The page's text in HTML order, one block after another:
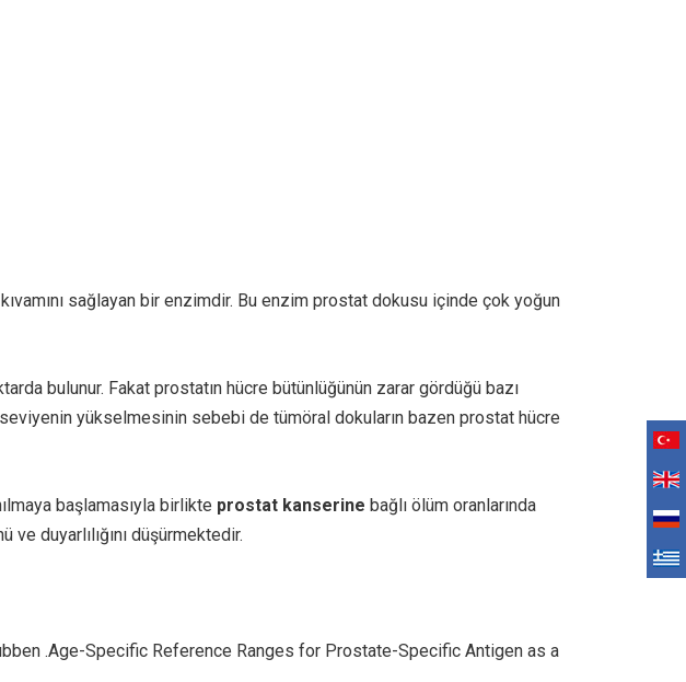
sağlayan bir enzimdir. Bu enzim prostat dokusu içinde çok yoğun
bulunur. Fakat prostatın hücre bütünlüğünün zarar gördüğü bazı
yükselmesinin sebebi de tümöral dokuların bazen prostat hücre
başlamasıyla birlikte prostat kanserine bağlı ölüm oranlarında
duyarlılığını düşürmektedir.
.Age-Specific Reference Ranges for Prostate-Specific Antigen as a